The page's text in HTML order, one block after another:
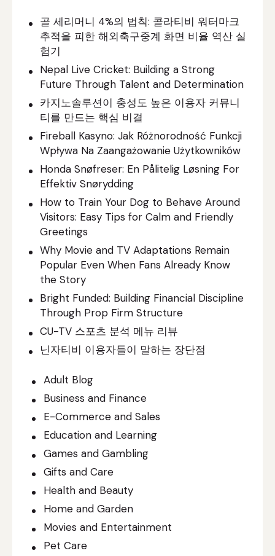
골 세리머니 4%의 법칙: 콜라티비 워터마크
추적을 피한 해외축구중계 화면 비율 역산 실
험기
Nepal Live Cricket: Building a Strong
Future Through Talent and Determination
카지노솔루션이 충성도 높은 이용자 커뮤니
티를 만드는 핵심 비결
Fireball Kasyno: Jak Różnorodność Funkcji
Wpływa Na Zaangażowanie Użytkowników
Honda Snøfreser: En Pålitelig Løsning For
Effektiv Snørydding
How to Train Your Dog to Behave Around
Visitors: Easy Tips for Calm and Friendly
Greetings
Why Movie and TV Adaptations Remain
Popular Even When Fans Already Know
the Story
Bright Funded: Building Financial Discipline
Through Prop Firm Structure
CU-TV 스포츠 분석 메뉴 리뷰
닌자티비 이용자들이 말하는 장단점
Adult Blog
Business and Finance
E-Commerce and Sales
Education and Learning
Games and Gambling
Gifts and Care
Health and Beauty
Home and Garden
Movies and Entertainment
Pet Care